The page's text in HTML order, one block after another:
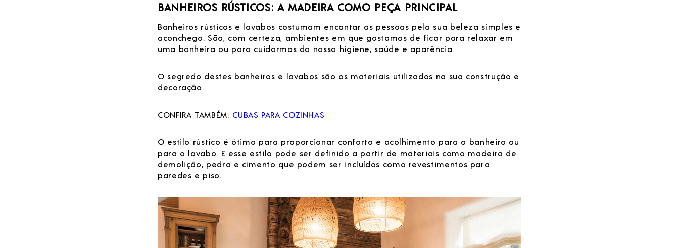
BANHEIROS RÚSTICOS: A MADEIRA COMO PEÇA PRINCIPAL
Banheiros rústicos e lavabos costumam encantar as pessoas pela sua beleza simples e
aconchego. São, com certeza, ambientes em que gostamos de ficar para relaxar em
uma banheira ou para cuidarmos da nossa higiene, saúde e aparência.
O segredo destes banheiros e lavabos são os materiais utilizados na sua construção e
decoração.
CONFIRA TAMBÉM: CUBAS PARA COZINHAS
O estilo rústico é ótimo para proporcionar conforto e acolhimento para o banheiro ou
para o lavabo. E esse estilo pode ser definido a partir de materiais como madeira de
demolição, pedra e cimento que podem ser incluídos como revestimentos para
paredes e piso.